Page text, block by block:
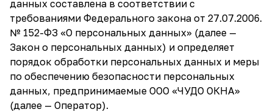
данных составлена в соответствии с
требованиями Федерального закона от 27.07.2006.
№ 152-ФЗ «О персональных данных» (далее —
Закон о персональных данных) и определяет
порядок обработки персональных данных и меры
по обеспечению безопасности персональных
данных, предпринимаемые ООО «ЧУДО ОКНА»
(далее — Оператор).